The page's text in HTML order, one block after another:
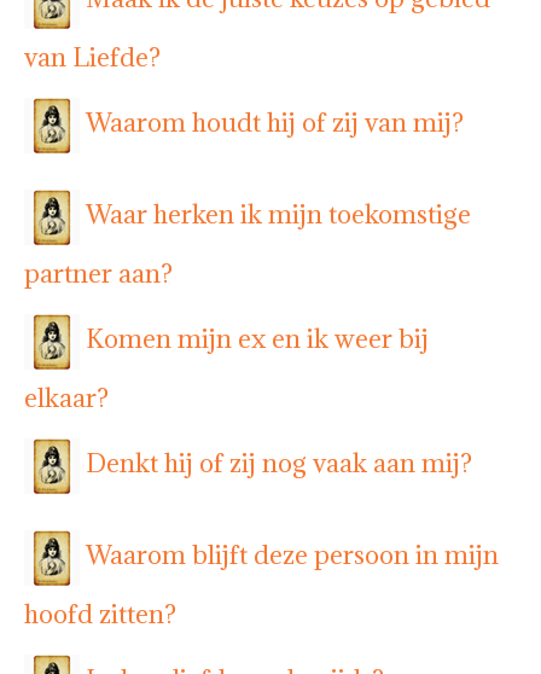
van Liefde?
Waarom houdt hij of zij van mij?
Waar herken ik mijn toekomstige
partner aan?
Komen mijn ex en ik weer bij
elkaar?
Denkt hij of zij nog vaak aan mij?
Waarom blijft deze persoon in mijn
hoofd zitten?